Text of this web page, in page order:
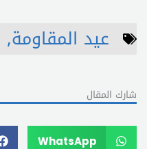
عيد المقاومة,
شارك المقال
WhatsApp